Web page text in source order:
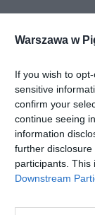
Warszawa w
If you wish to
sensitive
confirm your
continue seeing
information
further disclosure
participants. This
Downstream
Dodaj